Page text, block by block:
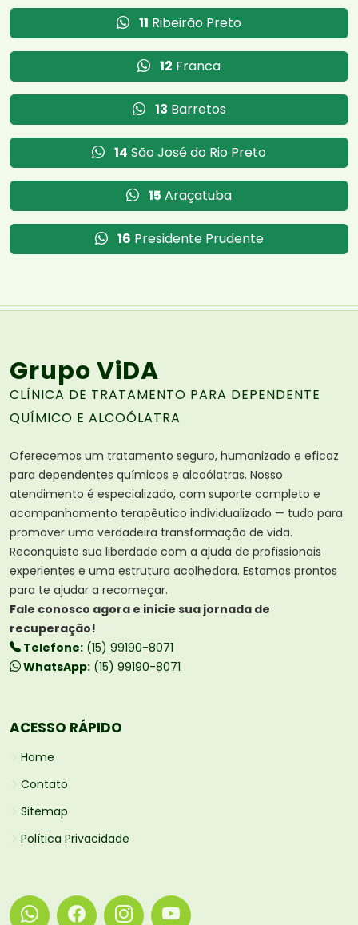
11 Ribeirão Preto
12 Franca
13 Barretos
14 São José do Rio Preto
15 Araçatuba
16 Presidente Prudente
Grupo ViDA
CLÍNICA DE TRATAMENTO PARA DEPENDENTE
QUÍMICO E ALCOÓLATRA
Oferecemos um tratamento seguro, humanizado e eficaz
para dependentes químicos e alcoólatras. Nosso
atendimento é especializado, com suporte completo e
acompanhamento terapêutico individualizado — tudo para
promover uma verdadeira transformação de vida.
Reconquiste sua liberdade com a ajuda de profissionais
experientes e uma estrutura acolhedora. Estamos prontos
para te ajudar a recomeçar.
Fale conosco agora e inicie sua jornada de
recuperação!
Telefone: (15) 99190-8071
WhatsApp: (15) 99190-8071
ACESSO RÁPIDO
Home
Contato
Sitemap
Política Privacidade